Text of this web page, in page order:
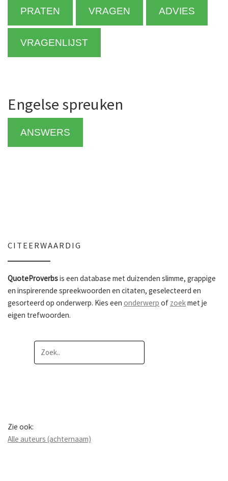
PRATEN VRAGEN ADVIES
VRAGENLIJST
Engelse spreuken
ANSWERS
CITEERWAARDIG
QuoteProverbsis een database met duizenden slimme, grappige
en inspirerende spreekwoorden en citaten, geselecteerd en
gesorteerd op onderwerp. Kies een onderwerp of zoekmet je
eigen trefwoorden.
Zie ook:
Alle auteurs (achternaam)